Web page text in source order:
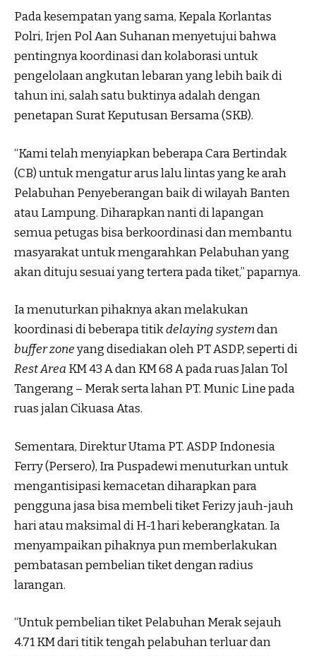
Pada kesempatan yang sama, Kepala Korlantas
Polri, Irjen Pol Aan Suhanan menyetujui bahwa
pentingnya koordinasi dan kolaborasi untuk
pengelolaan angkutan lebaran yang lebih baik di
tahun ini, salah satu buktinya adalah dengan
penetapan Surat Keputusan Bersama (SKB).
“Kami telah menyiapkan beberapa Cara Bertindak
(CB) untuk mengatur arus lalu lintas yang ke arah
Pelabuhan Penyeberangan baik di wilayah Banten
atau Lampung. Diharapkan nanti di lapangan
semua petugas bisa berkoordinasi dan membantu
masyarakat untuk mengarahkan Pelabuhan yang
akan dituju sesuai yang tertera pada tiket,” paparnya.
Ia menuturkan pihaknya akan melakukan
koordinasi di beberapa titikdelaying systemdan
buffer zoneyang disediakan oleh PT ASDP, seperti di
Rest Area KM 43 A dan KM 68 A pada ruas Jalan Tol
Tangerang – Merak serta lahan PT. Munic Line pada
ruas jalan Cikuasa Atas.
Sementara, Direktur Utama PT. ASDP Indonesia
Ferry (Persero), Ira Puspadewi menuturkan untuk
mengantisipasi kemacetan diharapkan para
pengguna jasa bisa membeli tiket Ferizy jauh-jauh
hari atau maksimal di H-1 hari keberangkatan. Ia
menyampaikan pihaknya pun memberlakukan
pembatasan pembelian tiket dengan radius
larangan.
“Untuk pembelian tiket Pelabuhan Merak sejauh
4.71 KM dari titik tengah pelabuhan terluar dan